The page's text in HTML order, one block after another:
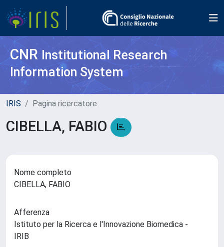
CNR Institutional Research
Information System
IRIS Pagina ricercatore
CIBELLA, FABIO
Nome completo
CIBELLA, FABIO
Afferenza
Istituto per la Ricerca e l'Innovazione Biomedica -
IRIB